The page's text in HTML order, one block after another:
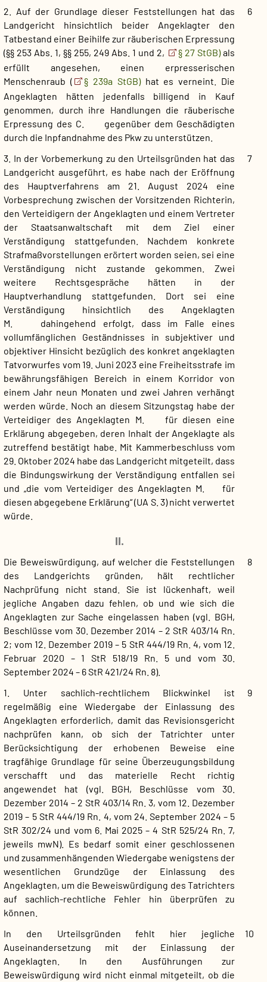
6
2. Auf der Grundlage dieser Feststellungen hat das
Landgericht hinsichtlich beider Angeklagter den
Tatbestand einer Beihilfe zur räuberischen Erpressung
(§§ 253 Abs. 1, §§ 255, 249 Abs. 1 und 2,
§ 27 StGB)als
erfüllt angesehen, einen erpresserischen
Menschenraub (
§ 239a StGB)hat es verneint. Die
Angeklagten hätten jedenfalls billigend in Kauf
genommen, durch ihre Handlungen die räuberische
Erpressung des C. gegenüber dem Geschädigten
durch die Inpfandnahme des Pkw zu unterstützen.
7
3. In der Vorbemerkung zu den Urteilsgründen hat das
Landgericht ausgeführt, es habe nach der Eröffnung
des Hauptverfahrens am 21. August 2024 eine
Vorbesprechung zwischen der Vorsitzenden Richterin,
den Verteidigern der Angeklagten und einem Vertreter
der Staatsanwaltschaft mit dem Ziel einer
Verständigung stattgefunden. Nachdem konkrete
Strafmaßvorstellungen erörtert worden seien, sei eine
Verständigung nicht zustande gekommen. Zwei
weitere Rechtsgespräche hätten in der
Hauptverhandlung stattgefunden. Dort sei eine
Verständigung hinsichtlich des Angeklagten
M. dahingehend erfolgt, dass im Falle eines
vollumfänglichen Geständnisses in subjektiver und
objektiver Hinsicht bezüglich des konkret angeklagten
Tatvorwurfes vom 19. Juni 2023 eine Freiheitsstrafe im
bewährungsfähigen Bereich in einem Korridor von
einem Jahr neun Monaten und zwei Jahren verhängt
werden würde. Noch an diesem Sitzungstag habe der
Verteidiger des Angeklagten M. für diesen eine
Erklärung abgegeben, deren Inhalt der Angeklagte als
zutreffend bestätigt habe. Mit Kammerbeschluss vom
29. Oktober 2024 habe das Landgericht mitgeteilt, dass
die Bindungswirkung der Verständigung entfallen sei
und „die vom Verteidiger des Angeklagten M. für
diesen abgegebene Erklärung“ (UA S. 3) nicht verwertet
würde.
II.
8
Die Beweiswürdigung, auf welcher die Feststellungen
des Landgerichts gründen, hält rechtlicher
Nachprüfung nicht stand. Sie ist lückenhaft, weil
jegliche Angaben dazu fehlen, ob und wie sich die
Angeklagten zur Sache eingelassen haben (vgl. BGH,
Beschlüsse vom 30. Dezember 2014 – 2 StR 403/14 Rn.
2; vom 12. Dezember 2019 – 5 StR 444/19 Rn. 4, vom 12.
Februar 2020 – 1 StR 518/19 Rn. 5 und vom 30.
September 2024 – 6 StR 421/24 Rn. 8).
9
1. Unter sachlich-rechtlichem Blickwinkel ist
regelmäßig eine Wiedergabe der Einlassung des
Angeklagten erforderlich, damit das Revisionsgericht
nachprüfen kann, ob sich der Tatrichter unter
Berücksichtigung der erhobenen Beweise eine
tragfähige Grundlage für seine Überzeugungsbildung
verschafft und das materielle Recht richtig
angewendet hat (vgl. BGH, Beschlüsse vom 30.
Dezember 2014 – 2 StR 403/14 Rn. 3, vom 12. Dezember
2019 – 5 StR 444/19 Rn. 4, vom 24. September 2024 – 5
StR 302/24 und vom 6. Mai 2025 – 4 StR 525/24 Rn. 7,
jeweils mwN). Es bedarf somit einer geschlossenen
und zusammenhängenden Wiedergabe wenigstens der
wesentlichen Grundzüge der Einlassung des
Angeklagten, um die Beweiswürdigung des Tatrichters
auf sachlich-rechtliche Fehler hin überprüfen zu
können.
10
In den Urteilsgründen fehlt hier jegliche
Auseinandersetzung mit der Einlassung der
Angeklagten. In den Ausführungen zur
Beweiswürdigung wird nicht einmal mitgeteilt, ob die